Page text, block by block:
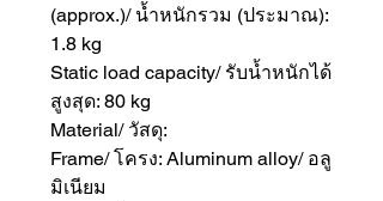
(approx.)/ น้ำหนักรวม (ประมาณ):
1.8 kg
Static load capacity/ รับน้ำหนักได้
สูงสุด: 80 kg
Material/ วัสดุ:
Frame/ โครง: Aluminum alloy/ อลู
มิเนียม